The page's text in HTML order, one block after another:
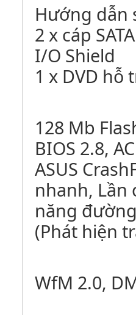
Hướng dẫn
2 x cáp
I/O Shield
1 x DVD hỗ
128 Mb
BIOS 2.8,
ASUS
nhanh, Lần
năng
(Phát hiện
WfM 2.0,